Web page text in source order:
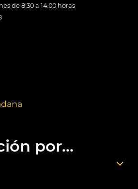
de 8:30 a 14:00 horas
por...